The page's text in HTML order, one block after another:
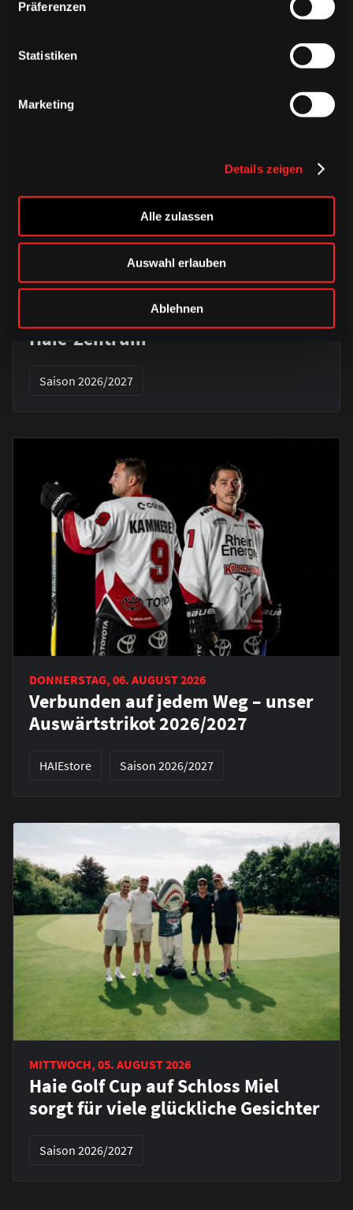
Präferenzen
Statistiken
Marketing
Details zeigen
Alle zulassen
Auswahl erlauben
Ablehnen
ÄHNLICHE NEWS
Alle Infos zum öffentlichen
Trainingsauftakt am Sonntag im
Haie-Zentrum
Saison 2026/2027
DONNERSTAG, 06. AUGUST 2026
Verbunden auf jedem Weg – unser
Auswärtstrikot 2026/2027
HAIEstore Saison 2026/2027
MITTWOCH, 05. AUGUST 2026
Haie Golf Cup auf Schloss Miel
sorgt für viele glückliche Gesichter
Saison 2026/2027